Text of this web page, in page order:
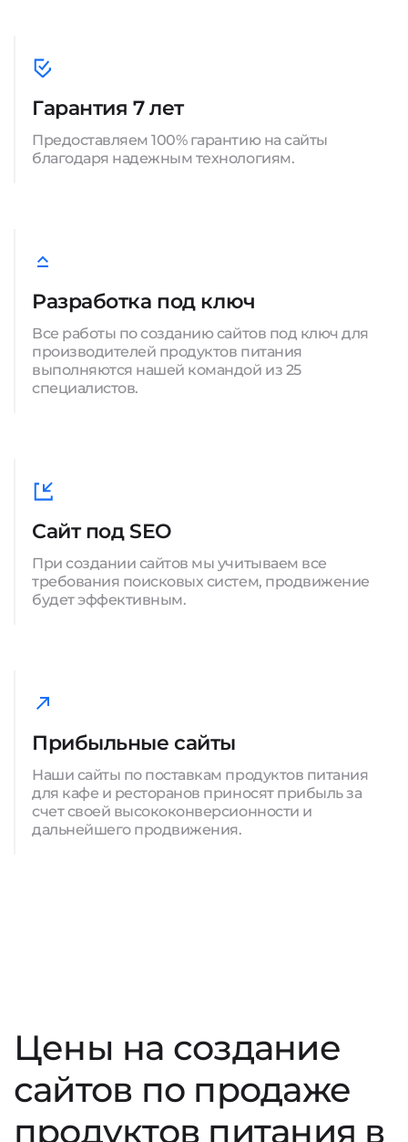
Гарантия 7 лет
Предоставляем 100% гарантию на сайты
благодаря надежным технологиям.
Разработка под ключ
Все работы по созданию сайтов под ключ для
производителей продуктов питания
выполняются нашей командой из 25
специалистов.
Сайт под SEO
При создании сайтов мы учитываем все
требования поисковых систем, продвижение
будет эффективным.
Прибыльные сайты
Наши сайты по поставкам продуктов питания
для кафе и ресторанов приносят прибыль за
счет своей высококонверсионности и
дальнейшего продвижения.
Цены на создание
сайтов по продаже
продуктов питания в